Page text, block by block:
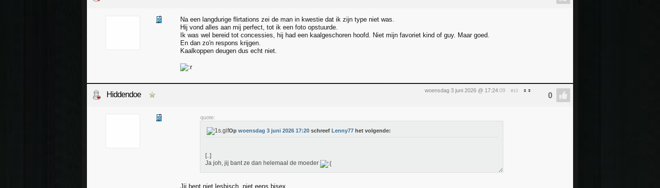
Na een langdurige flirtations zei de man in kwestie dat ik zijn type niet was.
Hij vond alles aan mij perfect, tot ik een foto opstuurde.
Ik was wel bereid tot concessies, hij had een kaalgeschoren hoofd. Niet mijn favoriet kind of guy. Maar goed.
En dan zo'n respons krijgen.
Kaalkoppen deugen dus echt niet.
woensdag 3 juni 2026 @ 17:24:09 #10
Hiddendoe
quote:
Op woensdag 3 juni 2026 17:20 schreef Lenny77 het volgende:
[..]
Ja joh, jij bant ze dan helemaal de moeder
Jij bent niet lesbisch, niet eens bisex.